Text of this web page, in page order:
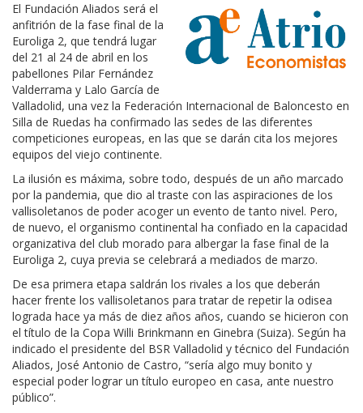
El Fundación Aliados será el
anfitrión de la fase final de la
Euroliga 2, que tendrá lugar
del 21 al 24 de abril en los
pabellones Pilar Fernández
Valderrama y Lalo García de
Valladolid, una vez la Federación Internacional de Baloncesto en
Silla de Ruedas ha confirmado las sedes de las diferentes
competiciones europeas, en las que se darán cita los mejores
equipos del viejo continente.
La ilusión es máxima, sobre todo, después de un año marcado
por la pandemia, que dio al traste con las aspiraciones de los
vallisoletanos de poder acoger un evento de tanto nivel. Pero,
de nuevo, el organismo continental ha confiado en la capacidad
organizativa del club morado para albergar la fase final de la
Euroliga 2, cuya previa se celebrará a mediados de marzo.
De esa primera etapa saldrán los rivales a los que deberán
hacer frente los vallisoletanos para tratar de repetir la odisea
lograda hace ya más de diez años años, cuando se hicieron con
el título de la Copa Willi Brinkmann en Ginebra (Suiza). Según ha
indicado el presidente del BSR Valladolid y técnico del Fundación
Aliados, José Antonio de Castro, “sería algo muy bonito y
especial poder lograr un título europeo en casa, ante nuestro
público”.